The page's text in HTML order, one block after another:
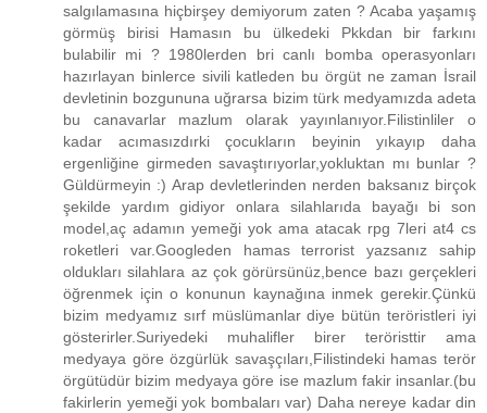
salgılamasına hiçbirşey demiyorum zaten ? Acaba yaşamış
görmüş birisi Hamasın bu ülkedeki Pkkdan bir farkını
bulabilir mi ? 1980lerden bri canlı bomba operasyonları
hazırlayan binlerce sivili katleden bu örgüt ne zaman İsrail
devletinin bozgununa uğrarsa bizim türk medyamızda adeta
bu canavarlar mazlum olarak yayınlanıyor.Filistinliler o
kadar acımasızdırki çocukların beyinin yıkayıp daha
ergenliğine girmeden savaştırıyorlar,yokluktan mı bunlar ?
Güldürmeyin :) Arap devletlerinden nerden baksanız birçok
şekilde yardım gidiyor onlara silahlarıda bayağı bi son
model,aç adamın yemeği yok ama atacak rpg 7leri at4 cs
roketleri var.Googleden hamas terrorist yazsanız sahip
oldukları silahlara az çok görürsünüz,bence bazı gerçekleri
öğrenmek için o konunun kaynağına inmek gerekir.Çünkü
bizim medyamız sırf müslümanlar diye bütün teröristleri iyi
gösterirler.Suriyedeki muhalifler birer teröristtir ama
medyaya göre özgürlük savaşçıları,Filistindeki hamas terör
örgütüdür bizim medyaya göre ise mazlum fakir insanlar.(bu
fakirlerin yemeği yok bombaları var) Daha nereye kadar din